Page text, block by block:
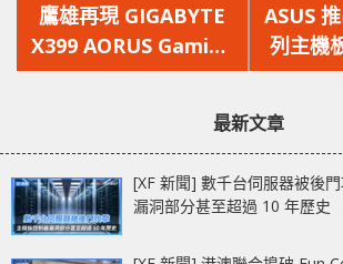
一
篇
文
鷹雄再現 GIGABYTE
X399 AORUS Gaming
7
ASUS
列主機板 剽悍效
無
最新文章
[XF 新聞] 數千台伺服器被後
漏洞部分甚至超過 10 年歷史